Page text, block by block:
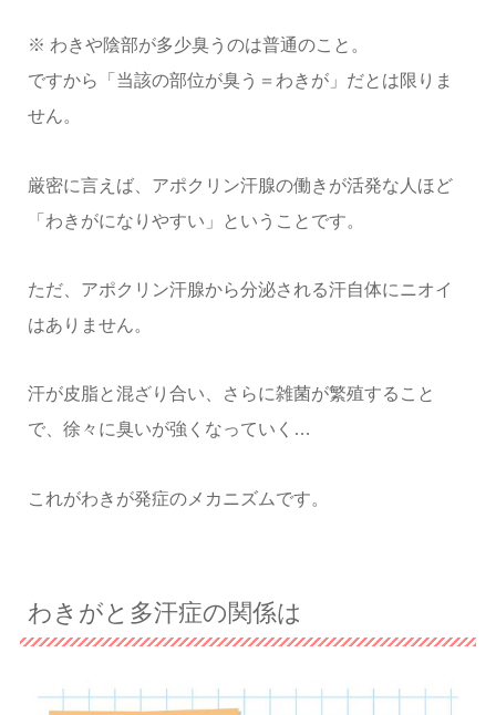
※ わきや陰部が多少臭うのは普通のこと。
ですから「当該の部位が臭う＝わきが」だとは限りま
せん。
厳密に言えば、アポクリン汗腺の働きが活発な人ほど
「わきがになりやすい」ということです。
ただ、アポクリン汗腺から分泌される汗自体にニオイ
はありません。
汗が皮脂と混ざり合い、さらに雑菌が繁殖すること
で、徐々に臭いが強くなっていく…
これがわきが発症のメカニズムです。
わきがと多汗症の関係は